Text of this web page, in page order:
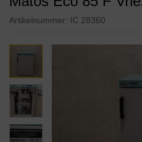
Artikelnummer: IC 28360